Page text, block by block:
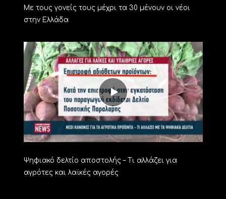
Με τους γονείς τους μέχρι τα 30 μένουν οι νέοι
στην Ελλάδα
Ψηφιακό δελτίο αποστολής – Τι αλλάζει για
αγρότες και λαϊκές αγορές